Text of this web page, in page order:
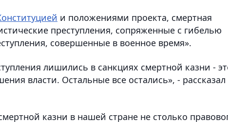
и положениями проекта, смертная
преступления, сопряженные с гибелью
совершенные в военное время».
лишились в санкциях смертной казни -
власти. Остальные все остались», - рассказал
казни в нашей стране не столько